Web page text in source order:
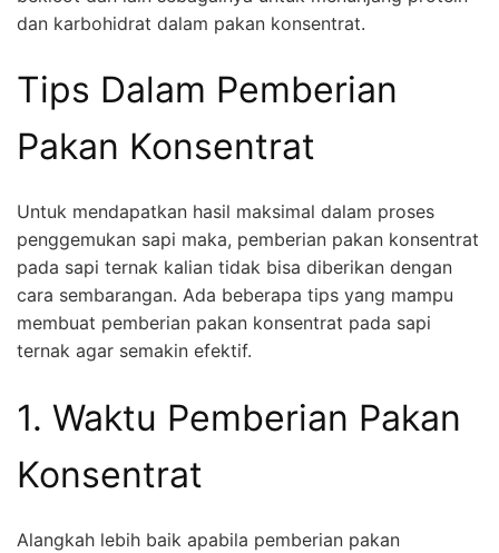
dan karbohidrat dalam pakan konsentrat.
Tips Dalam Pemberian
Pakan Konsentrat
Untuk mendapatkan hasil maksimal dalam proses
penggemukan sapi maka, pemberian pakan konsentrat
pada sapi ternak kalian tidak bisa diberikan dengan
cara sembarangan. Ada beberapa tips yang mampu
membuat pemberian pakan konsentrat pada sapi
ternak agar semakin efektif.
1. Waktu Pemberian Pakan
Konsentrat
Alangkah lebih baik apabila pemberian pakan